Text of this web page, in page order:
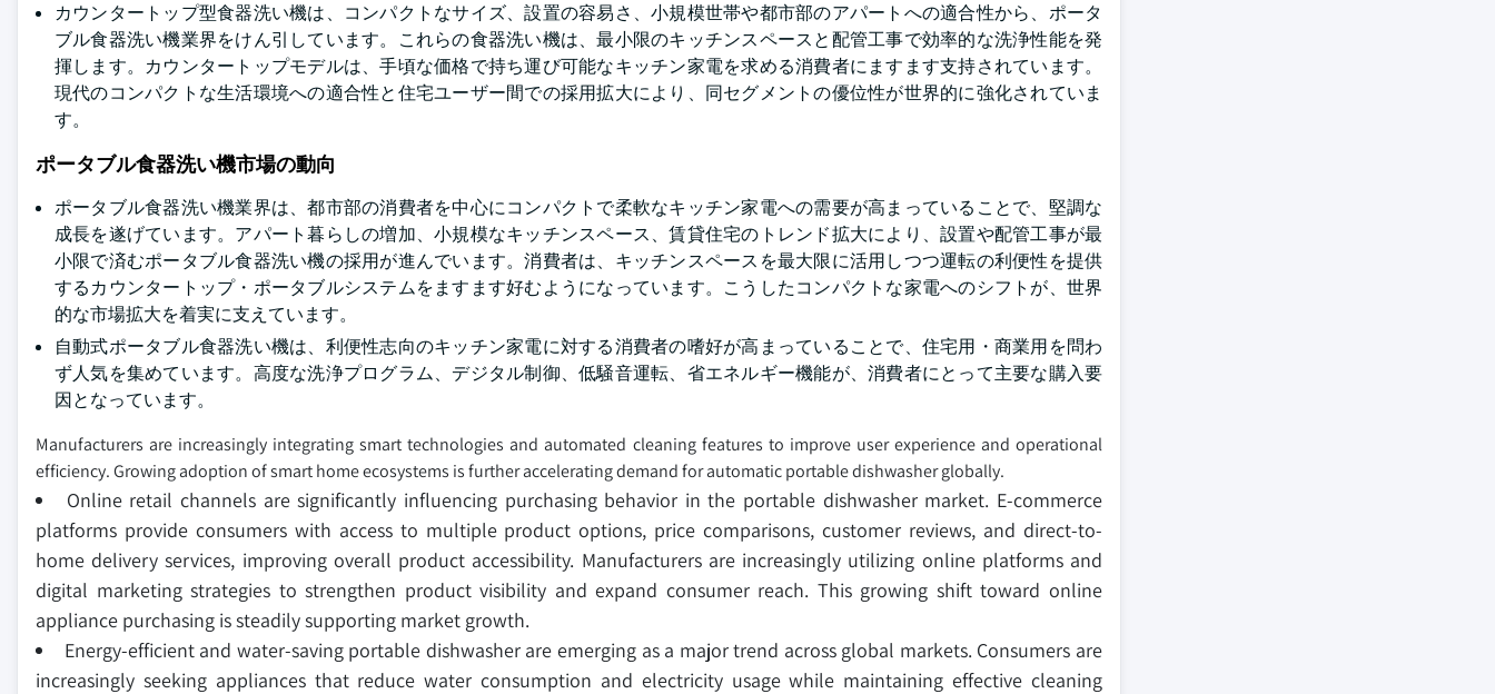
カウンタートップ型食器洗い機は、コンパクトなサイズ、設置の容易さ、小規模世帯や都市部のアパートへの適合性から、ポータ
ブル食器洗い機業界をけん引しています。これらの食器洗い機は、最小限のキッチンスペースと配管工事で効率的な洗浄性能を発
揮します。カウンタートップモデルは、手頃な価格で持ち運び可能なキッチン家電を求める消費者にますます支持されています。
現代のコンパクトな生活環境への適合性と住宅ユーザー間での採用拡大により、同セグメントの優位性が世界的に強化されていま
す。
ポータブル食器洗い機市場の動向
ポータブル食器洗い機業界は、都市部の消費者を中心にコンパクトで柔軟なキッチン家電への需要が高まっていることで、堅調な
成長を遂げています。アパート暮らしの増加、小規模なキッチンスペース、賃貸住宅のトレンド拡大により、設置や配管工事が最
小限で済むポータブル食器洗い機の採用が進んでいます。消費者は、キッチンスペースを最大限に活用しつつ運転の利便性を提供
するカウンタートップ・ポータブルシステムをますます好むようになっています。こうしたコンパクトな家電へのシフトが、世界
的な市場拡大を着実に支えています。
自動式ポータブル食器洗い機は、利便性志向のキッチン家電に対する消費者の嗜好が高まっていることで、住宅用・商業用を問わ
ず人気を集めています。高度な洗浄プログラム、デジタル制御、低騒音運転、省エネルギー機能が、消費者にとって主要な購入要
因となっています。
Manufacturers are increasingly integrating smart technologies and automated cleaning features to improve user experience and operational
efficiency. Growing adoption of smart home ecosystems is further accelerating demand for automatic portable dishwasher globally.
Online retail channels are significantly influencing purchasing behavior in the portable dishwasher market. E-commerce
platforms provide consumers with access to multiple product options, price comparisons, customer reviews, and direct-to-
home delivery services, improving overall product accessibility. Manufacturers are increasingly utilizing online platforms and
digital marketing strategies to strengthen product visibility and expand consumer reach. This growing shift toward online
appliance purchasing is steadily supporting market growth.
Energy-efficient and water-saving portable dishwasher are emerging as a major trend across global markets. Consumers are
increasingly seeking appliances that reduce water consumption and electricity usage while maintaining effective cleaning